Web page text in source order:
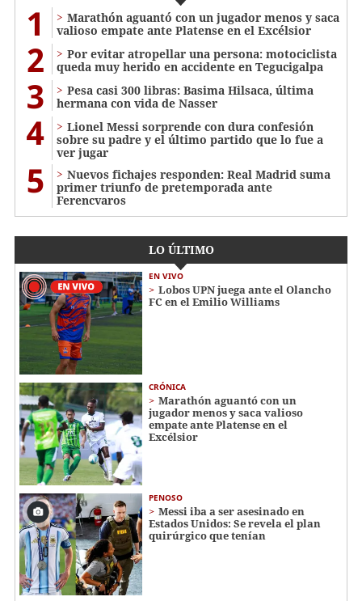
1
Marathón aguantó con un jugador menos y saca
valioso empate ante Platense en el Excélsior
2
Por evitar atropellar una persona: motociclista
queda muy herido en accidente en Tegucigalpa
3
Pesa casi 300 libras: Basima Hilsaca, última
hermana con vida de Nasser
4
Lionel Messi sorprende con dura confesión
sobre su padre y el último partido que lo fue a
ver jugar
5
Nuevos fichajes responden: Real Madrid suma
primer triunfo de pretemporada ante
Ferencvaros
LO ÚLTIMO
EN VIVO
Lobos UPN juega ante el Olancho
FC en el Emilio Williams
CRÓNICA
Marathón aguantó con un
jugador menos y saca valioso
empate ante Platense en el
Excélsior
PENOSO
Messi iba a ser asesinado en
Estados Unidos: Se revela el plan
quirúrgico que tenían